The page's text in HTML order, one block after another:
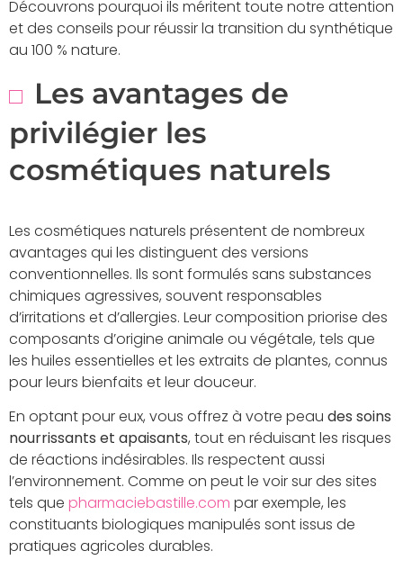
Découvrons pourquoi ils méritent toute notre attention
et des conseils pour réussir la transition du synthétique
au 100 % nature.
Les avantages de
privilégier les
cosmétiques naturels
Les cosmétiques naturels présentent de nombreux
avantages qui les distinguent des versions
conventionnelles. Ils sont formulés sans substances
chimiques agressives, souvent responsables
d’irritations et d’allergies. Leur composition priorise des
composants d’origine animale ou végétale, tels que
les huiles essentielles et les extraits de plantes, connus
pour leurs bienfaits et leur douceur.
En optant pour eux, vous offrez à votre peau des soins
nourrissants et apaisants, tout en réduisant les risques
de réactions indésirables. Ils respectent aussi
l’environnement. Comme on peut le voir sur des sites
tels que pharmaciebastille.com par exemple, les
constituants biologiques manipulés sont issus de
pratiques agricoles durables.